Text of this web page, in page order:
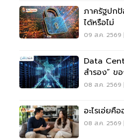
ภาครัฐปก
ได้หรือไม่
09 ส.ค. 2569
Data
สำรอง” ข
เกินสู่โอกา
08 ส.ค. 2569
อะไรเอ่ยคื
08 ส.ค. 2569